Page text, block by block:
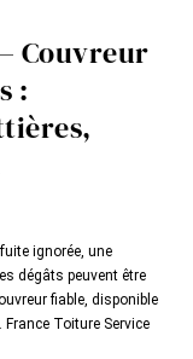
Couvreur
:
ignorée, une
dégâts peuvent être
fiable, disponible
Toiture Service